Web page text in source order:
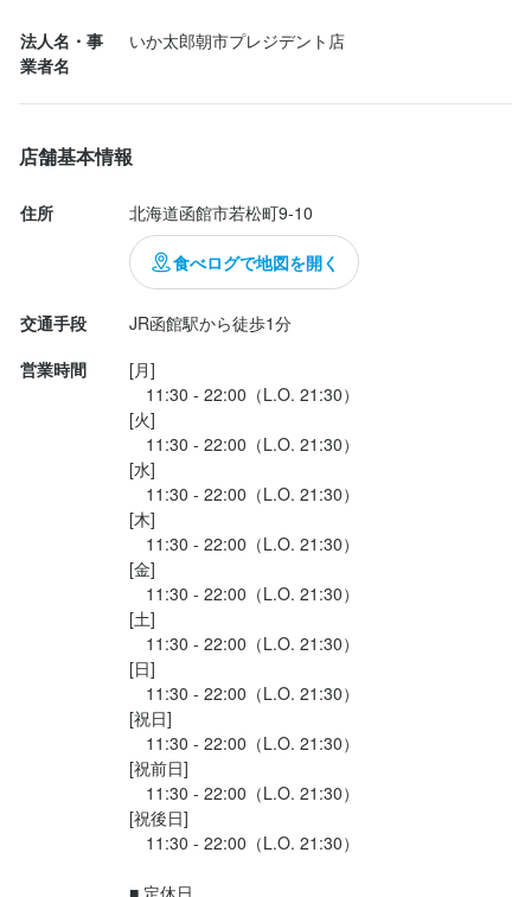
るのかと思うと否が応でもテンションが高まる。
時刻は1900頃、店内は観光客と思しき外国人や日本人でごった返
まずは北海道名物サッポロクラシックの生で祝杯を挙げる。つい
で何を食べようか思案の末、活性盛り（2〜3人...
法人名・事
業者名
いか太郎朝市プレジデント店
店舗基本情報
住所 北海道函館市若松町9-10
食べログで地図を開く
交通手段
JR函館駅から徒歩1分
営業時間
[月]
11:30 - 22:00（L.O. 21:30）
[火]
11:30 - 22:00（L.O. 21:30）
[水]
11:30 - 22:00（L.O. 21:30）
[木]
11:30 - 22:00（L.O. 21:30）
[金]
11:30 - 22:00（L.O. 21:30）
[土]
11:30 - 22:00（L.O. 21:30）
[日]
11:30 - 22:00（L.O. 21:30）
[祝日]
11:30 - 22:00（L.O. 21:30）
[祝前日]
11:30 - 22:00（L.O. 21:30）
[祝後日]
11:30 - 22:00（L.O. 21:30）
■ 定休日
北海道函館市若松町9-10
いか太郎朝市プレジデント店
最終更新日2026/07/12
店名
いか太郎 朝市プレジデント店
勤務地
北海道函館市若松町9-10
連絡先
法人名・事業者名
最終更新日2026/07/12